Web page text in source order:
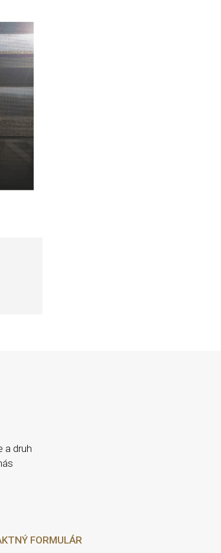
a druh
FORMULÁR